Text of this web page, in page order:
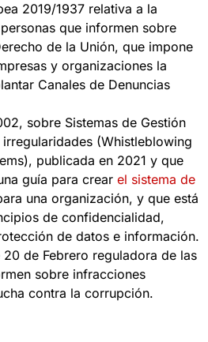
2019/1937 relativa a la
que informen sobre
de la Unión, que impone
y organizaciones la
Canales de Denuncias
sobre Sistemas de Gestión
(Whistleblowing
publicada en 2021 y que
guía para crear el sistema de
una organización, y que está
de confidencialidad,
de datos e información.
de Febrero reguladora de las
sobre infracciones
contra la corrupción.